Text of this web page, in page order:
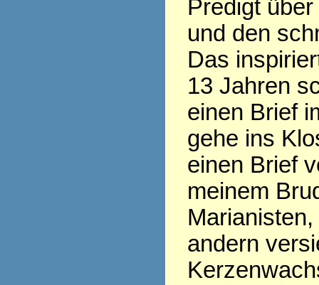
Predigt
und den
Das
13 Jahren
einen Brief
gehe ins
einen Brief
meinem
andern